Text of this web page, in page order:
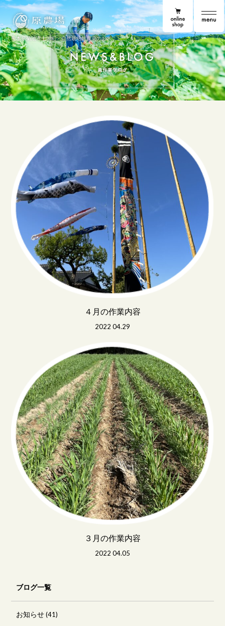
原農場便り
原農場
熊本県菊池市七城町・自然栽培無農薬のお米
online shop
４月の作業内容
2022 04.29
３月の作業内容
2022 04.05
ブログ一覧
お知らせ(41)